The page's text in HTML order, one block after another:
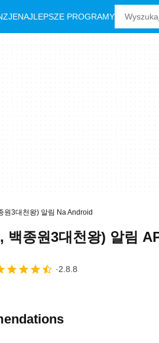
NAJLEPSZE PROGRAMY
원3대천왕) 알림 Na Android
백종원3대천왕) 알림
2.8.8